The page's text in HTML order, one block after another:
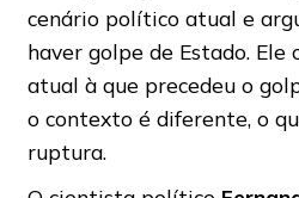
cenário político atual e
haver golpe de Estado. Ele
atual à que precedeu o
o contexto é diferente, o
ruptura.